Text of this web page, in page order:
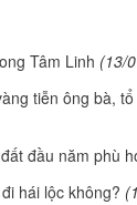
Tâm Linh (13/
tiễn ông bà,
đầu năm phù
hái lộc không?